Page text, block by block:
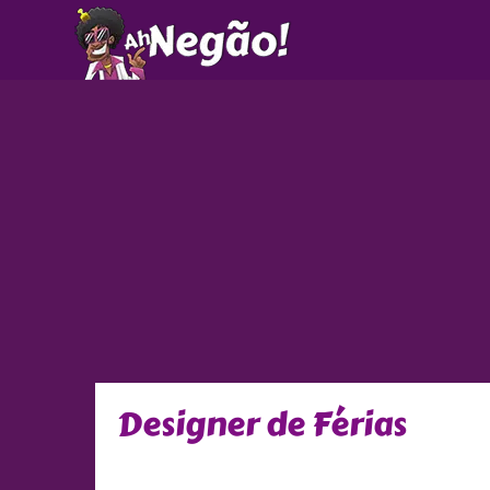
Designer de Férias